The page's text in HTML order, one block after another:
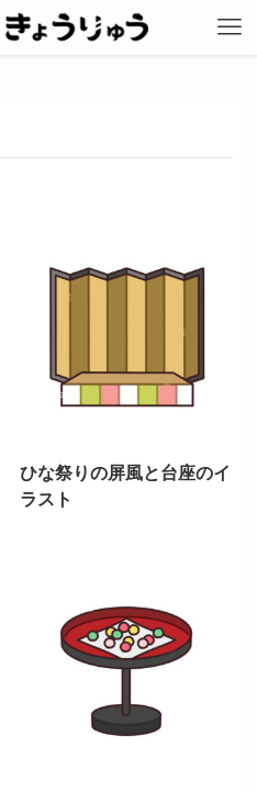
ひな祭りの屏風と台座のイ
ラスト